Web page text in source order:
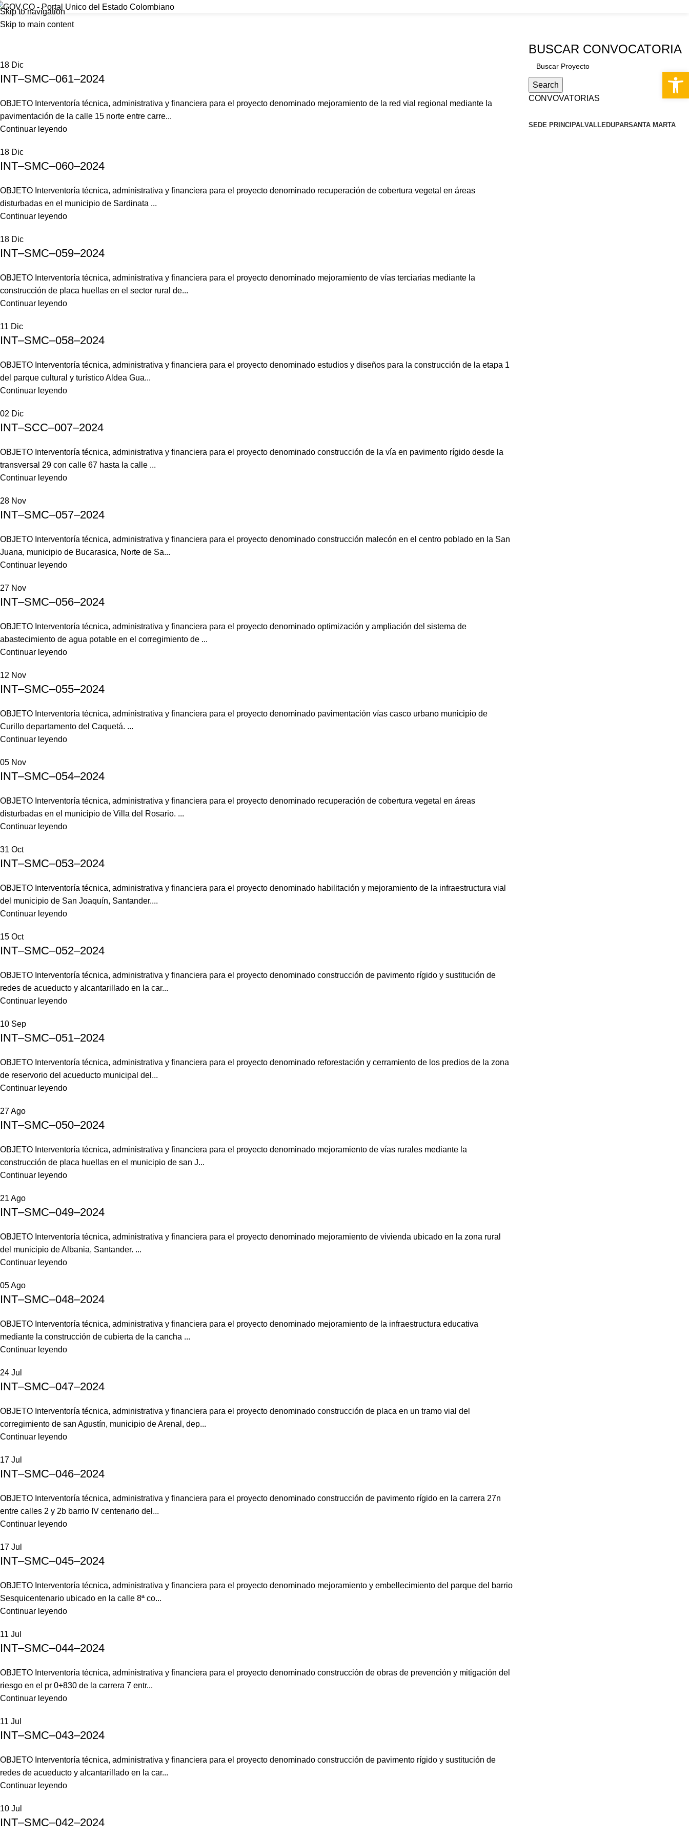
Skip to navigation
Skip to main content
Interventorías 2024
18 Dic
INT–SMC–061–2024
OBJETO Interventoría técnica, administrativa y financiera para el proyecto denominado mejoramiento de la red vial regional mediante la
pavimentación de la calle 15 norte entre carre...
Continuar leyendo
18 Dic
INT–SMC–060–2024
OBJETO Interventoría técnica, administrativa y financiera para el proyecto denominado recuperación de cobertura vegetal en áreas
disturbadas en el municipio de Sardinata ...
Continuar leyendo
18 Dic
INT–SMC–059–2024
OBJETO Interventoría técnica, administrativa y financiera para el proyecto denominado mejoramiento de vías terciarias mediante la
construcción de placa huellas en el sector rural de...
Continuar leyendo
11 Dic
INT–SMC–058–2024
OBJETO Interventoría técnica, administrativa y financiera para el proyecto denominado estudios y diseños para la construcción de la etapa 1
del parque cultural y turístico Aldea Gua...
Continuar leyendo
02 Dic
INT–SCC–007–2024
OBJETO Interventoría técnica, administrativa y financiera para el proyecto denominado construcción de la vía en pavimento rígido desde la
transversal 29 con calle 67 hasta la calle ...
Continuar leyendo
28 Nov
INT–SMC–057–2024
OBJETO Interventoría técnica, administrativa y financiera para el proyecto denominado construcción malecón en el centro poblado en la San
Juana, municipio de Bucarasica, Norte de Sa...
Continuar leyendo
27 Nov
INT–SMC–056–2024
OBJETO Interventoría técnica, administrativa y financiera para el proyecto denominado optimización y ampliación del sistema de
abastecimiento de agua potable en el corregimiento de ...
Continuar leyendo
12 Nov
INT–SMC–055–2024
OBJETO Interventoría técnica, administrativa y financiera para el proyecto denominado pavimentación vías casco urbano municipio de
Curillo departamento del Caquetá. ...
Continuar leyendo
05 Nov
INT–SMC–054–2024
OBJETO Interventoría técnica, administrativa y financiera para el proyecto denominado recuperación de cobertura vegetal en áreas
disturbadas en el municipio de Villa del Rosario. ...
Continuar leyendo
31 Oct
INT–SMC–053–2024
OBJETO Interventoría técnica, administrativa y financiera para el proyecto denominado habilitación y mejoramiento de la infraestructura vial
del municipio de San Joaquín, Santander....
Continuar leyendo
15 Oct
INT–SMC–052–2024
OBJETO Interventoría técnica, administrativa y financiera para el proyecto denominado construcción de pavimento rígido y sustitución de
redes de acueducto y alcantarillado en la car...
Continuar leyendo
10 Sep
INT–SMC–051–2024
OBJETO Interventoría técnica, administrativa y financiera para el proyecto denominado reforestación y cerramiento de los predios de la zona
de reservorio del acueducto municipal del...
Continuar leyendo
27Ago
INT–SMC–050–2024
OBJETO Interventoría técnica, administrativa y financiera para el proyecto denominado mejoramiento de vías rurales mediante la
construcción de placa huellas en el municipio de san J...
Continuar leyendo
21 Ago
INT–SMC–049–2024
OBJETO Interventoría técnica, administrativa y financiera para el proyecto denominado mejoramiento de vivienda ubicado en la zona rural
del municipio de Albania, Santander. ...
Continuar leyendo
05Ago
INT–SMC–048–2024
OBJETO Interventoría técnica, administrativa y financiera para el proyecto denominado mejoramiento de la infraestructura educativa
mediante la construcción de cubierta de la cancha ...
Continuar leyendo
24 Jul
INT–SMC–047–2024
OBJETO Interventoría técnica, administrativa y financiera para el proyecto denominado construcción de placa en un tramo vial del
corregimiento de san Agustín, municipio de Arenal, dep...
Continuar leyendo
17 Jul
INT–SMC–046–2024
OBJETO Interventoría técnica, administrativa y financiera para el proyecto denominado construcción de pavimento rígido en la carrera 27n
entre calles 2 y 2b barrio IV centenario del...
Continuar leyendo
17 Jul
INT–SMC–045–2024
OBJETO Interventoría técnica, administrativa y financiera para el proyecto denominado mejoramiento y embellecimiento del parque del barrio
Sesquicentenario ubicado en la calle 8ª co...
Continuar leyendo
11 Jul
INT–SMC–044–2024
OBJETO Interventoría técnica, administrativa y financiera para el proyecto denominado construcción de obras de prevención y mitigación del
riesgo en el pr 0+830 de la carrera 7 entr...
Continuar leyendo
11 Jul
INT–SMC–043–2024
OBJETO Interventoría técnica, administrativa y financiera para el proyecto denominado construcción de pavimento rígido y sustitución de
redes de acueducto y alcantarillado en la car...
Continuar leyendo
10 Jul
INT–SMC–042–2024
BUSCAR CONVOCATORIA
Search
CONVOVATORIAS
SEDE PRINCIPALVALLEDUPARSANTA MARTA
Abrir